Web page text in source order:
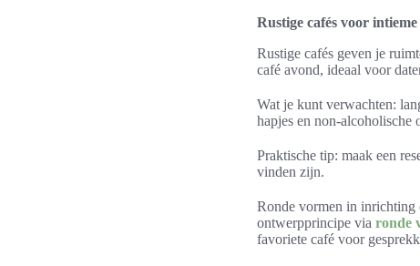
Rustige cafés voor
Rustige cafés geven je
café avond, ideaal voor
Wat je kunt verwachten:
hapjes en non-alcoholische
Praktische tip: maak een
vinden zijn.
Ronde vormen in inrichting
ontwerpprincipe via ronde
favoriete café voor